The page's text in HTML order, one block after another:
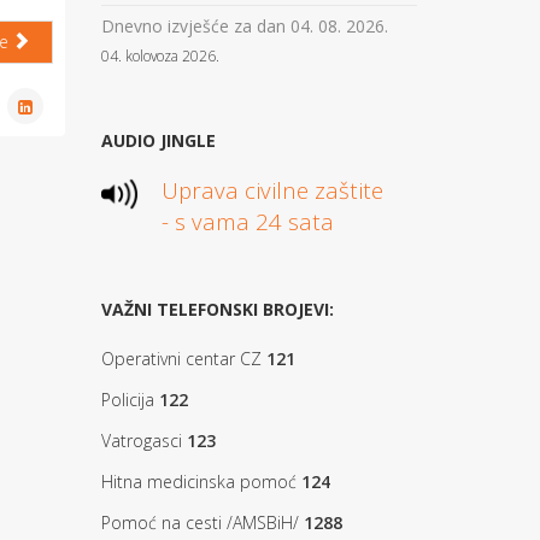
Dnevno izvješće za dan 04. 08. 2026.
04. kolovoza 2026.
AUDIO JINGLE
Uprava civilne zaštite
- s vama 24 sata
VAŽNI TELEFONSKI BROJEVI:
Operativni centar CZ 121
Policija 122
Vatrogasci 123
Hitna medicinska pomoć 124
Pomoć na cesti /AMSBiH/ 1288